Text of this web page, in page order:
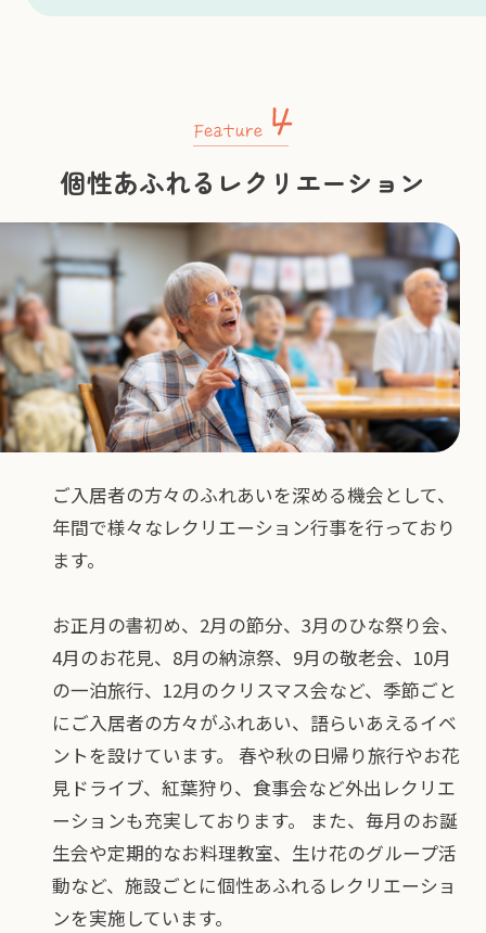
個性あふれるレクリエーション
ご入居者の方々のふれあいを深める機会として、
年間で様々なレクリエーション行事を行っており
ます。
お正月の書初め、2月の節分、3月のひな祭り会、
4月のお花見、8月の納涼祭、9月の敬老会、10月
の一泊旅行、12月のクリスマス会など、季節ごと
にご入居者の方々がふれあい、語らいあえるイベ
ントを設けています。 春や秋の日帰り旅行やお花
見ドライブ、紅葉狩り、食事会など外出レクリエ
ーションも充実しております。 また、毎月のお誕
生会や定期的なお料理教室、生け花のグループ活
動など、施設ごとに個性あふれるレクリエーショ
ンを実施しています。